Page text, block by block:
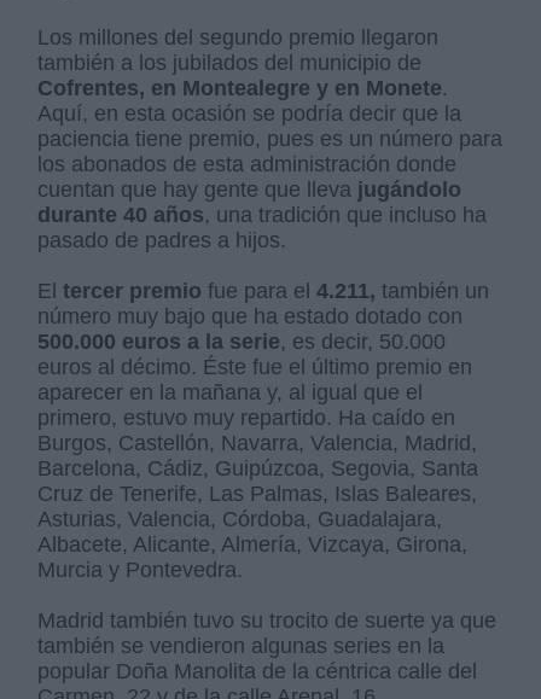
Los millones del segundo premio llegaron
también a los jubilados del municipio de
Cofrentes, en Montealegre y en Monete.
Aquí, en esta ocasión se podría decir que la
paciencia tiene premio, pues es un número para
los abonados de esta administración donde
cuentan que hay gente que lleva jugándolo
durante 40 años, una tradición que incluso ha
pasado de padres a hijos.
Eltercer premio fue para el4.211, también un
número muy bajo que ha estado dotado con
500.000 euros a la serie, es decir, 50.000
euros al décimo. Éste fue el último premio en
aparecer en la mañana y, al igual que el
primero, estuvo muy repartido. Ha caído en
Burgos, Castellón, Navarra, Valencia, Madrid,
Barcelona, Cádiz, Guipúzcoa, Segovia, Santa
Cruz de Tenerife, Las Palmas, Islas Baleares,
Asturias, Valencia, Córdoba, Guadalajara,
Albacete, Alicante, Almería, Vizcaya, Girona,
Murcia y Pontevedra.
Madrid también tuvo su trocito de suerte ya que
también se vendieron algunas series en la
popular Doña Manolita de la céntrica calle del